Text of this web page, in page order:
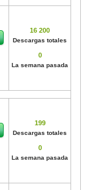
16 200
Descargas totales
0
La semana pasada
199
Descargas totales
0
La semana pasada